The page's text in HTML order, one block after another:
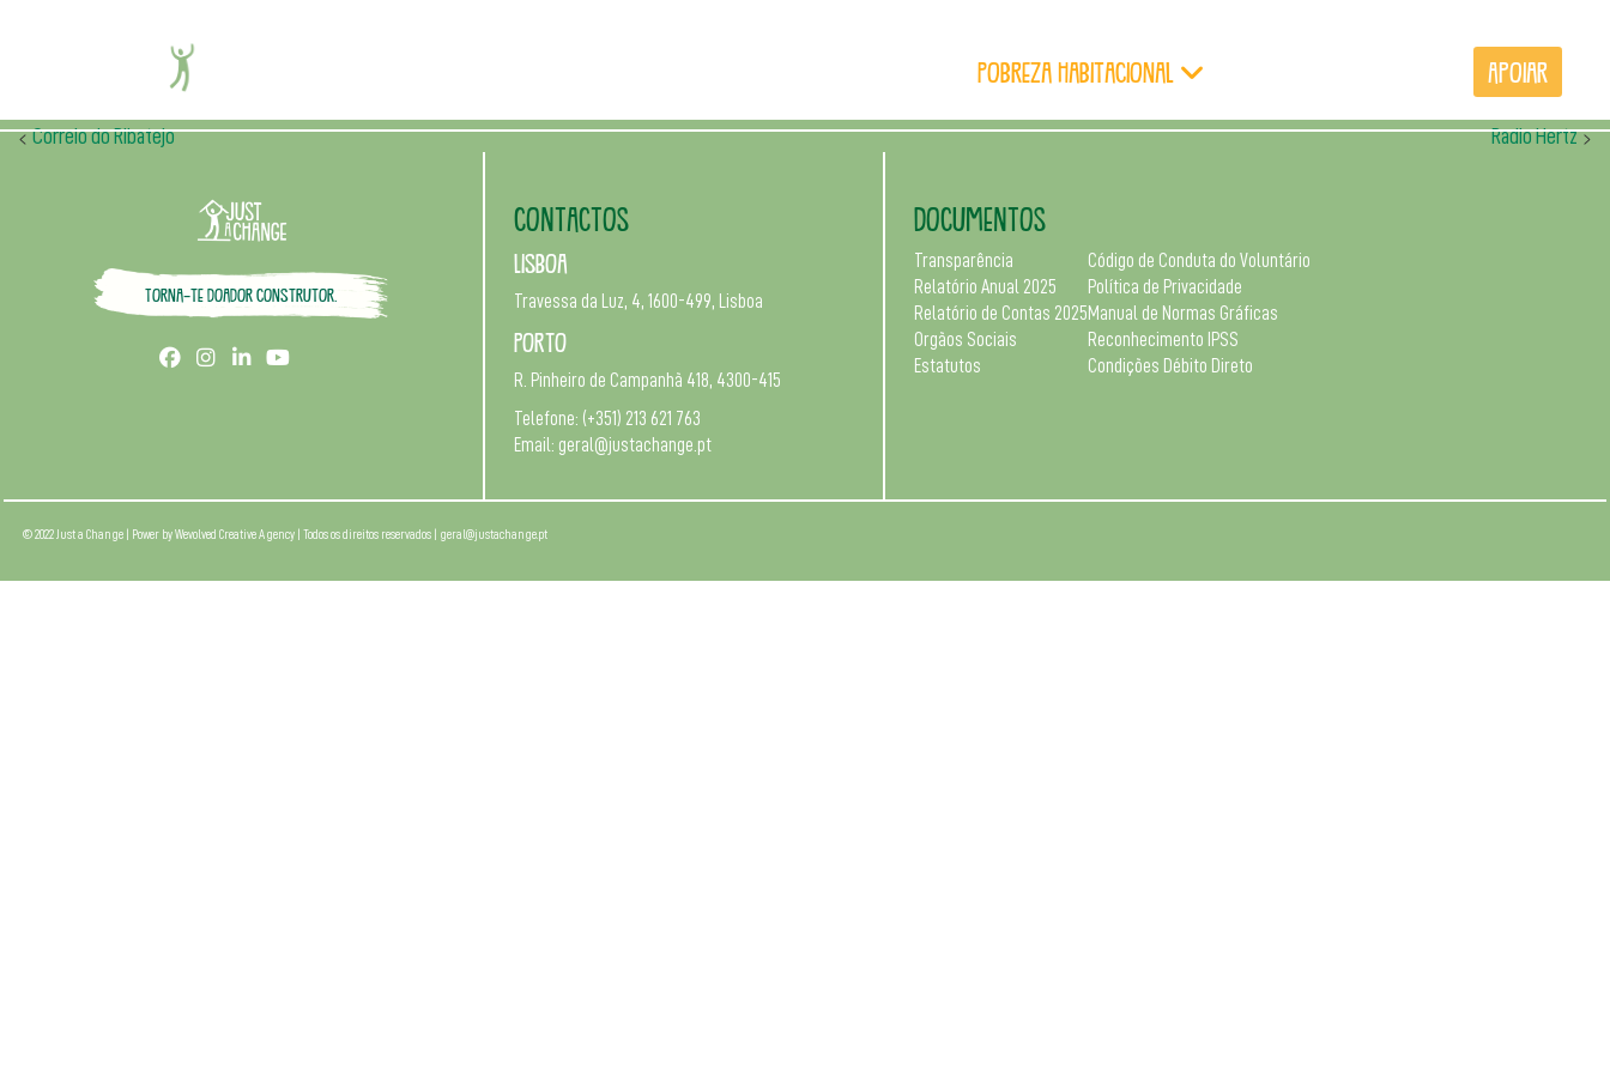
Pobreza Habitacional Apoiar
Ecclesia
<Correio do Ribatejo Radio Hertz>
Torna-te doador construtor.
CONTACTOS
Lisboa
Travessa da Luz, 4, 1600-499, Lisboa
Porto
R. Pinheiro de Campanhã 418, 4300-415
Telefone: (+351) 213 621 763
Email: geral@justachange.pt
DOCUMENTOS
Transparência
Relatório Anual 2025
Relatório de Contas 2025
Orgãos Sociais
Estatutos
Código de Conduta do Voluntário
Política de Privacidade
Manual de Normas Gráficas
Reconhecimento IPSS
Condições Débito Direto
© 2022 Just a Change | Power byWevolved Creative Agency | Todos os direitos reservados | geral@justachange.pt